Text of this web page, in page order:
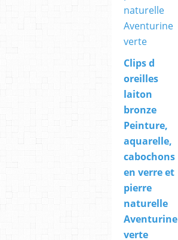
Clips d
oreilles
laiton
bronze
Peinture,
aquarelle,
cabochons
en verre et
pierre
naturelle
Aventurine
verte